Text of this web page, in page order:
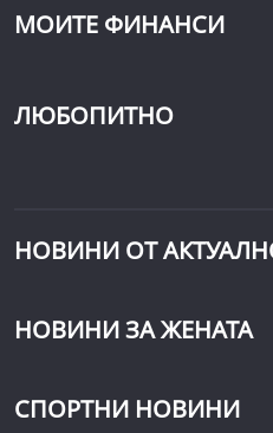
МОИТЕ ФИНАНСИ
ЛЮБОПИТНО
НОВИНИ ОТ
НОВИНИ ЗА ЖЕНАТА
СПОРТНИ НОВИНИ